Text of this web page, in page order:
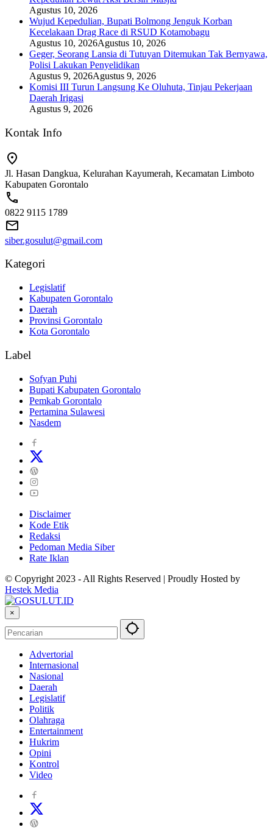
Agustus 10, 2026
Wujud Kepedulian, Bupati Bolmong Jenguk Korban
Kecelakaan Drag Race di RSUD Kotamobagu
Agustus 10, 2026Agustus 10, 2026
Geger, Seorang Lansia di Tutuyan Ditemukan Tak Bernyawa,
Polisi Lakukan Penyelidikan
Agustus 9, 2026Agustus 9, 2026
Komisi III Turun Langsung Ke Oluhuta, Tinjau Pekerjaan
Daerah Irigasi
Agustus 9, 2026
Kontak Info
Jl. Hasan Dangkua, Kelurahan Kayumerah, Kecamatan Limboto
Kabupaten Gorontalo
0822 9115 1789
siber.gosulut@gmail.com
Kategori
Legislatif
Kabupaten Gorontalo
Daerah
Provinsi Gorontalo
Kota Gorontalo
Label
Sofyan Puhi
Bupati Kabupaten Gorontalo
Pemkab Gorontalo
Pertamina Sulawesi
Nasdem
Disclaimer
Kode Etik
Redaksi
Pedoman Media Siber
Rate Iklan
© Copyright 2023 - All Rights Reserved | Proudly Hosted by
Hestek Media
×
Advertorial
Internasional
Nasional
Daerah
Legislatif
Politik
Olahraga
Entertainment
Hukrim
Opini
Kontrol
Video